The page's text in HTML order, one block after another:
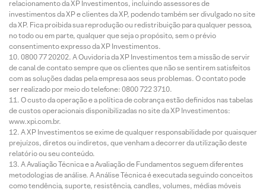
relacionamento da XP Investimentos, incluindo assessores de
investimentos da XP e clientes da XP, podendo também ser divulgado no site
da XP. Fica proibida sua reprodução ou redistribuição para qualquer pessoa,
no todo ou em parte, qualquer que seja o propósito, sem o prévio
consentimento expresso da XP Investimentos.
0800 77 20202. A Ouvidoria da XP Investimentos tem a missão de servir
de canal de contato sempre que os clientes que não se sentirem satisfeitos
com as soluções dadas pela empresa aos seus problemas. O contato pode
ser realizado por meio do telefone: 0800 722 3710.
O custo da operação e a política de cobrança estão definidos nas tabelas
de custos operacionais disponibilizadas no site da XP Investimentos:
www.xpi.com.br.
A XP Investimentos se exime de qualquer responsabilidade por quaisquer
prejuízos, diretos ou indiretos, que venham a decorrer da utilização deste
relatório ou seu conteúdo.
A Avaliação Técnica e a Avaliação de Fundamentos seguem diferentes
metodologias de análise. A Análise Técnica é executada seguindo conceitos
como tendência, suporte, resistência, candles, volumes, médias móveis